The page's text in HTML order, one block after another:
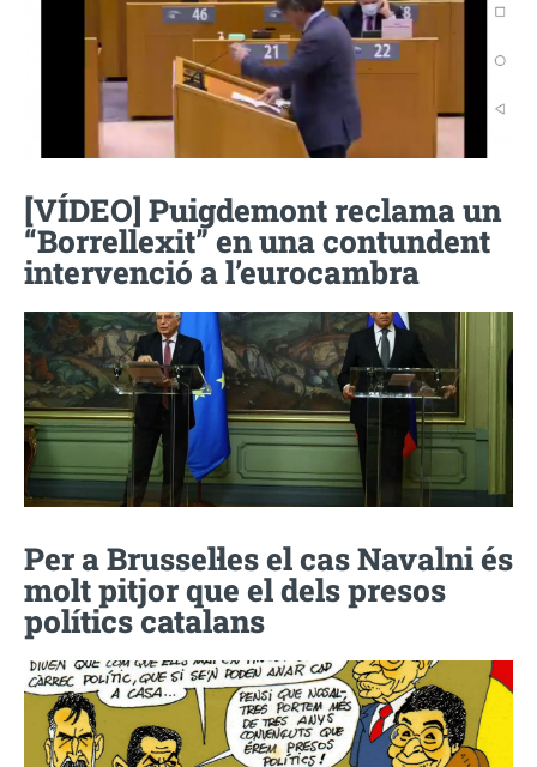
[VÍDEO] Puigdemont reclama un
“Borrellexit” en una contundent
intervenció a l’eurocambra
Per a Brussel·les el cas Navalni és
molt pitjor que el dels presos
polítics catalans